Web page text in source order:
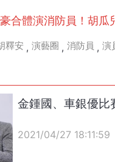
合體演消防員！胡瓜
釋安 , 演藝圈 , 消防員 , 演
金鍾國、車銀優比
2021/04/27 18:11:59